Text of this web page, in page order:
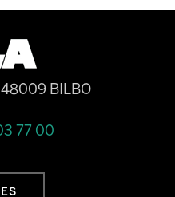
BILBO
77 00